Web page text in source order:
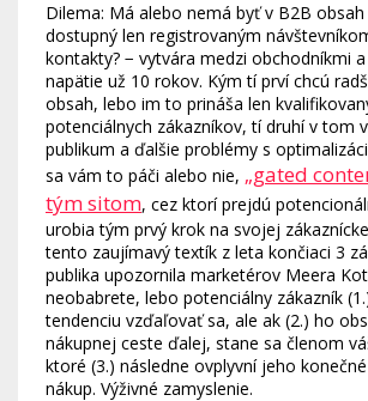
Dilema: Má alebo nemá byť v B2B
dostupný len registrovaným
kontakty? − vytvára medzi obchodníkmi
napätie už 10 rokov. Kým tí prví chcú
obsah, lebo im to prináša len
potenciálnych zákazníkov, tí druhí v tom
publikum a ďalšie problémy s
sa vám to páči alebo nie, „gated
tým sitom, cez ktorí prejdú
urobia tým prvý krok na svojej
tento zaujímavý textík z leta končiaci 3
publika upozornila marketérov Meera
neobabrete, lebo potenciálny zákazník
tendenciu vzďaľovať sa, ale ak (2.) ho
nákupnej ceste ďalej, stane sa členom
ktoré (3.) následne ovplyvní jeho
nákup. Výživné zamyslenie.